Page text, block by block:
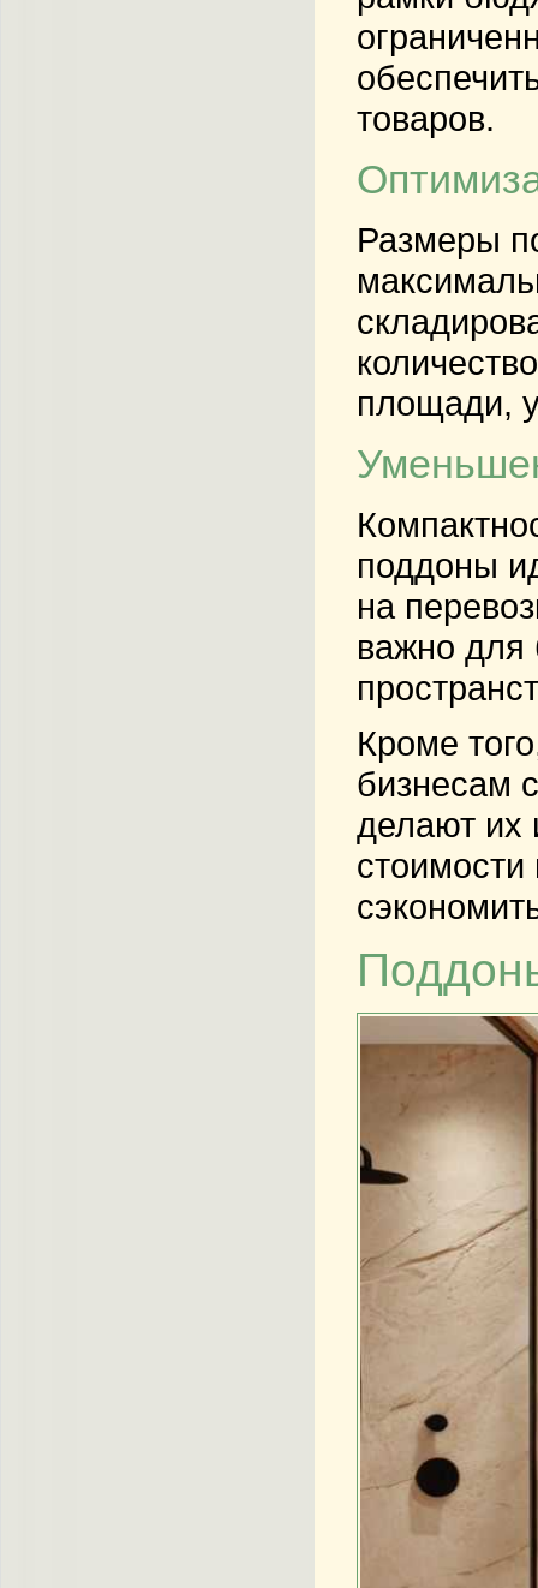
товаров.
Размеры
площади,
поддоны
на
важно для
Кроме
бизнесам
делают их